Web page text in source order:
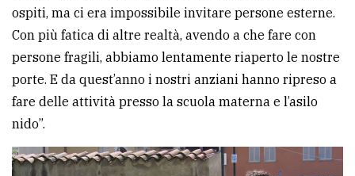
Ricerca
avanzata
LE
ALTRE
TESTATE
ospiti, ma ci era impossibile invitare persone esterne.
Con più fatica di altre realtà, avendo a che fare con
persone fragili, abbiamo lentamente riaperto le nostre
porte. E da quest’anno i nostri anziani hanno ripreso a
fare delle attività presso la scuola materna e l’asilo
nido”.